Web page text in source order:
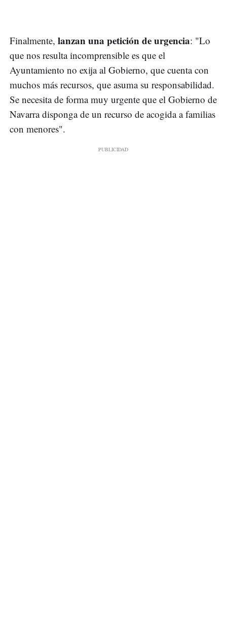
Finalmente, lanzan una petición de urgencia: "Lo
que nos resulta incomprensible es que el
Ayuntamiento no exija al Gobierno, que cuenta con
muchos más recursos, que asuma su responsabilidad.
Se necesita de forma muy urgente que el Gobierno de
Navarra disponga de un recurso de acogida a familias
con menores".